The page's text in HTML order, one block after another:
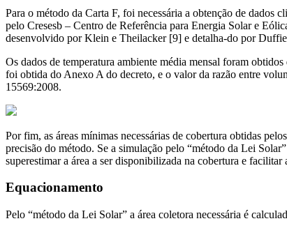
Para o método da Carta F, foi necessária a obtenção de
pelo Cresesb – Centro de Referência para Energia Solar e
desenvolvido por Klein e Theilacker [9] e detalha-do por
Os dados de temperatura ambiente média mensal foram
foi obtida do Anexo A do decreto, e o valor da razão entre
15569:2008.
Por fim, as áreas mínimas necessárias de cobertura obtidas
precisão do método. Se a simulação pelo “método da Lei
superestimar a área a ser disponibilizada na cobertura e
Equacionamento
Pelo “método da Lei Solar” a área coletora necessária é